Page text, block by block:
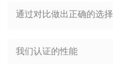
通过对比做出正确的选择
我们认证的性能